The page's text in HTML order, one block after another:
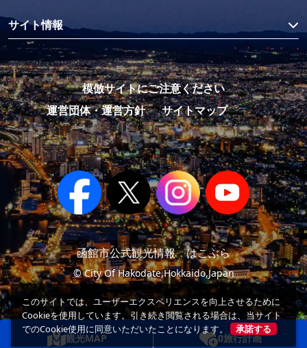
観光MAP 0旅行計画
サイト情報
模倣サイトにご注意ください
運営団体・運営方針
サイトマップ
函館市公式観光情報 はこぶら
© City Of Hakodate,Hokkaido,Japan
このサイトでは、ユーザーエクスペリエンスを向上させるために
Cookieを使用しています。引き続き閲覧される場合は、当サイト
でのCookie使用に同意いただいたことになります。
承諾する